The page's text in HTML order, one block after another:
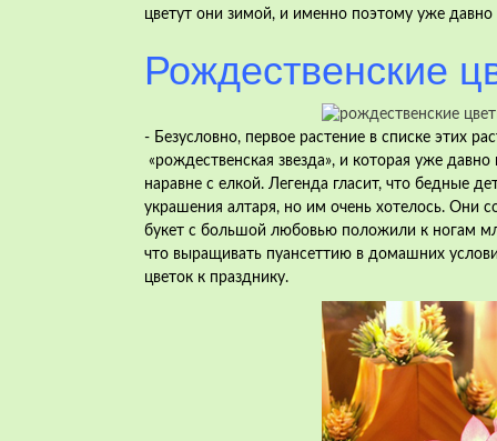
цветут они зимой, и именно поэтому уже давно
Рождественские
- Безусловно, первое растение в списке этих
«рождественская звезда», и которая уже
наравне с елкой. Легенда гласит, что бедные
украшения алтаря, но им очень хотелось. Они
букет с большой любовью положили к ногам
что выращивать пуансеттию в домашних
цветок к празднику.